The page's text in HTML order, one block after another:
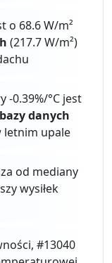
o 68.6 W/m²
(217.7 W/m²)
-0.39%/°C jest
bazy danych
letnim upale
od mediany
wysiłek
#13040